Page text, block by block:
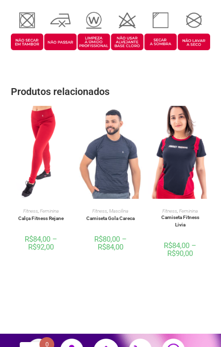
Produtos relacionados
VER OPÇÕES
Fitness, Feminina
Calça Fitness Rejane
R$84,00 –
R$92,00
VER OPÇÕES
Fitness ,Mascilina
Camiseta Gola Careca
R$80,00 –
R$84,00
VER OPÇÕES
Fitness,Feminina
Camiseta Fitness
Livia
R$84,00 –
R$90,00
0